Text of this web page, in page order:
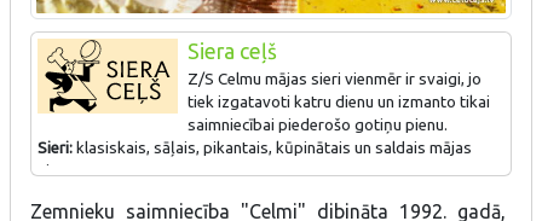
Siera ceļš
Z/S Celmu mājas sieri vienmēr ir svaigi, jo
tiek izgatavoti katru dienu un izmanto tikai
saimniecībai piederošo gotiņu pienu.
Sieri: klasiskais, sāļais, pikantais, kūpinātais un saldais mājas
siers.
Zemnieku saimniecība "Celmi" dibināta 1992. gadā,